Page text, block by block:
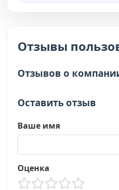
Отзывы
Отзывов о
Оставить отзыв
Ваше имя
Оценка